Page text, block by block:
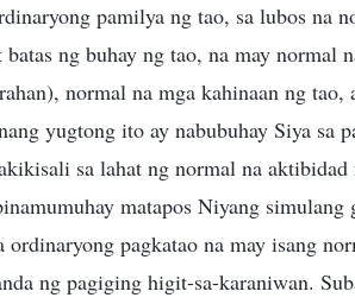
pamilya ng tao, sa lubos na
batas ng buhay ng tao, na may normal
normal na mga kahinaan ng
yugtong ito ay nabubuhay Siya sa
sa lahat ng normal na
matapos Niyang simulang
ordinaryong pagkatao na may isang
ng pagiging higit-sa-karaniwan.